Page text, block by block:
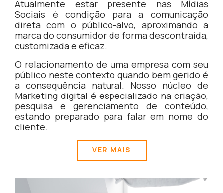
Atualmente estar presente nas Mídias
Sociais é condição para a comunicação
direta com o público-alvo, aproximando a
marca do consumidor de forma descontraída,
customizada e eficaz.
O relacionamento de uma empresa com seu
público neste contexto quando bem gerido é
a consequência natural. Nosso núcleo de
Marketing digital é especializado na criação,
pesquisa e gerenciamento de conteúdo,
estando preparado para falar em nome do
cliente.
VER MAIS